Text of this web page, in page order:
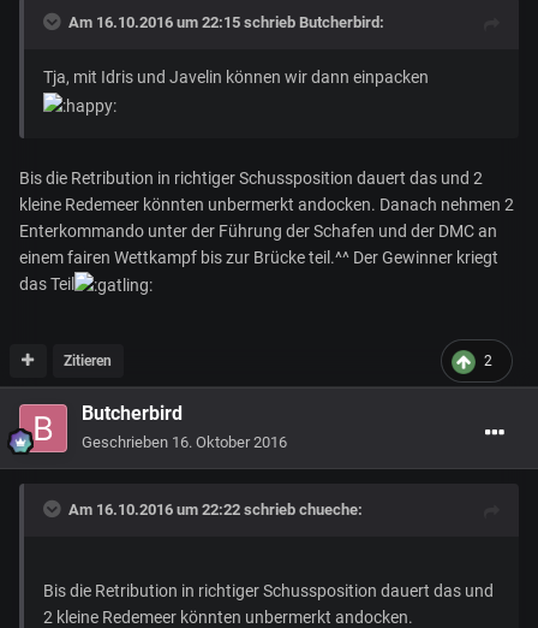
Am 16.10.2016 um 22:15 schrieb Butcherbird :
Tja, mit Idris und Javelin können wir dann einpacken
Bis die Retribution in richtiger Schussposition dauert das und 2
kleine Redemeer könnten unbermerkt andocken. Danach nehmen 2
Enterkommando unter der Führung der Schafen und der DMC an
einem fairen Wettkampf bis zur Brücke teil.^^ Der Gewinner kriegt
das Teil
2
Zitieren
Butcherbird
Geschrieben 16. Oktober 2016
Am 16.10.2016 um 22:22 schrieb chueche:
Bis die Retribution in richtiger Schussposition dauert das und
2 kleine Redemeer könnten unbermerkt andocken.